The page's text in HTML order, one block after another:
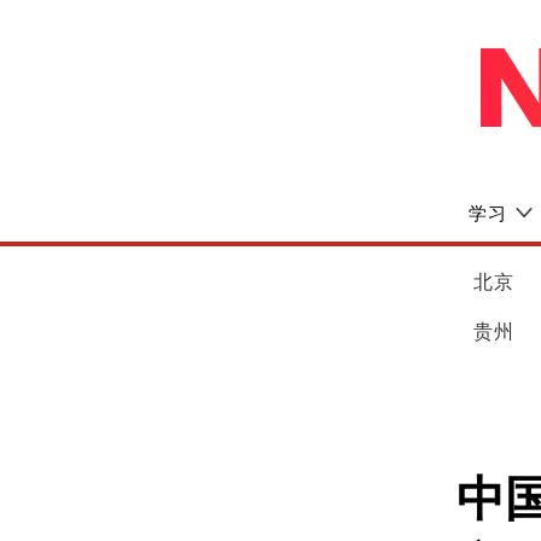
学习
北京
贵州
中